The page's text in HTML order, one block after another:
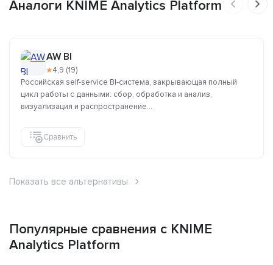
Аналоги KNIME Analytics Platform
AW BI
★4,9 (19)
Российская self-service BI-система, закрывающая полный
цикл работы с данными: сбор, обработка и анализ,
визуализация и распространение...
Сравнить
Показать все альтернативы
Популярные сравнения с KNIME
Analytics Platform